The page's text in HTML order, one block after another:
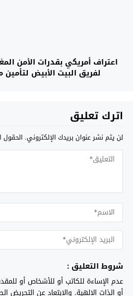
اعتراف أمريكي بقدرات الأمن
لفريق البيت الأبيض لتأمين
اترك تعليق
لن يتم نشر عنوان بريدك الإلكتروني. الحقول
شروط التعليق :
عدم الإساءة للكاتب أو للأشخاص أو
أو الذات الالهية. والابتعاد عن التحريض